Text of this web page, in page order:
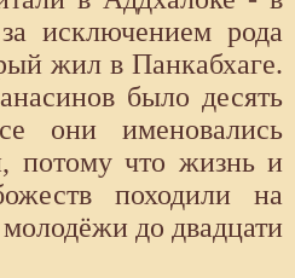
исключением рода
жил в Панкабхаге.
было десять
они именовались
потому что жизнь и
походили на
до двадцати